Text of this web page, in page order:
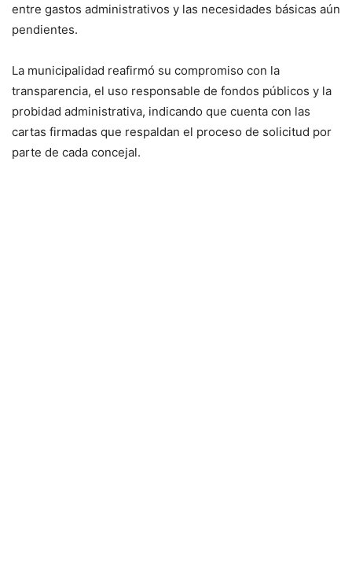
entre gastos administrativos y las necesidades básicas aún
pendientes.
La municipalidad reafirmó su compromiso con la
transparencia, el uso responsable de fondos públicos y la
probidad administrativa, indicando que cuenta con las
cartas firmadas que respaldan el proceso de solicitud por
parte de cada concejal.